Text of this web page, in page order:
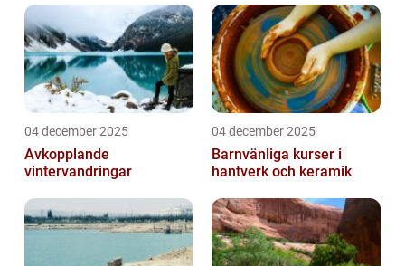
04 december 2025
Avkopplande
vintervandringar
04 december 2025
Barnvänliga kurser i
hantverk och keramik